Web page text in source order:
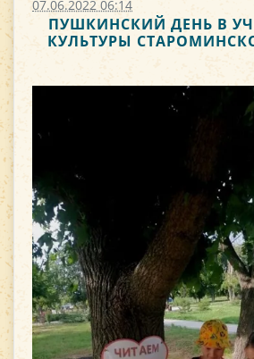
07.06.2022 06:14
ПУШКИНСКИЙ ДЕНЬ В
КУЛЬТУРЫ